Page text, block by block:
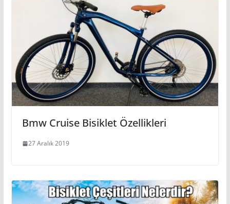
Bmw Cruise Bisiklet Özellikleri
27 Aralık 2019